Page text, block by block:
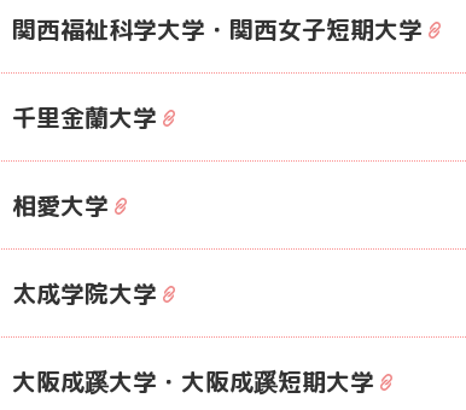
関西福祉科学大学・関西女子短期大学
千里金蘭大学
相愛大学
太成学院大学
大阪成蹊大学・大阪成蹊短期大学